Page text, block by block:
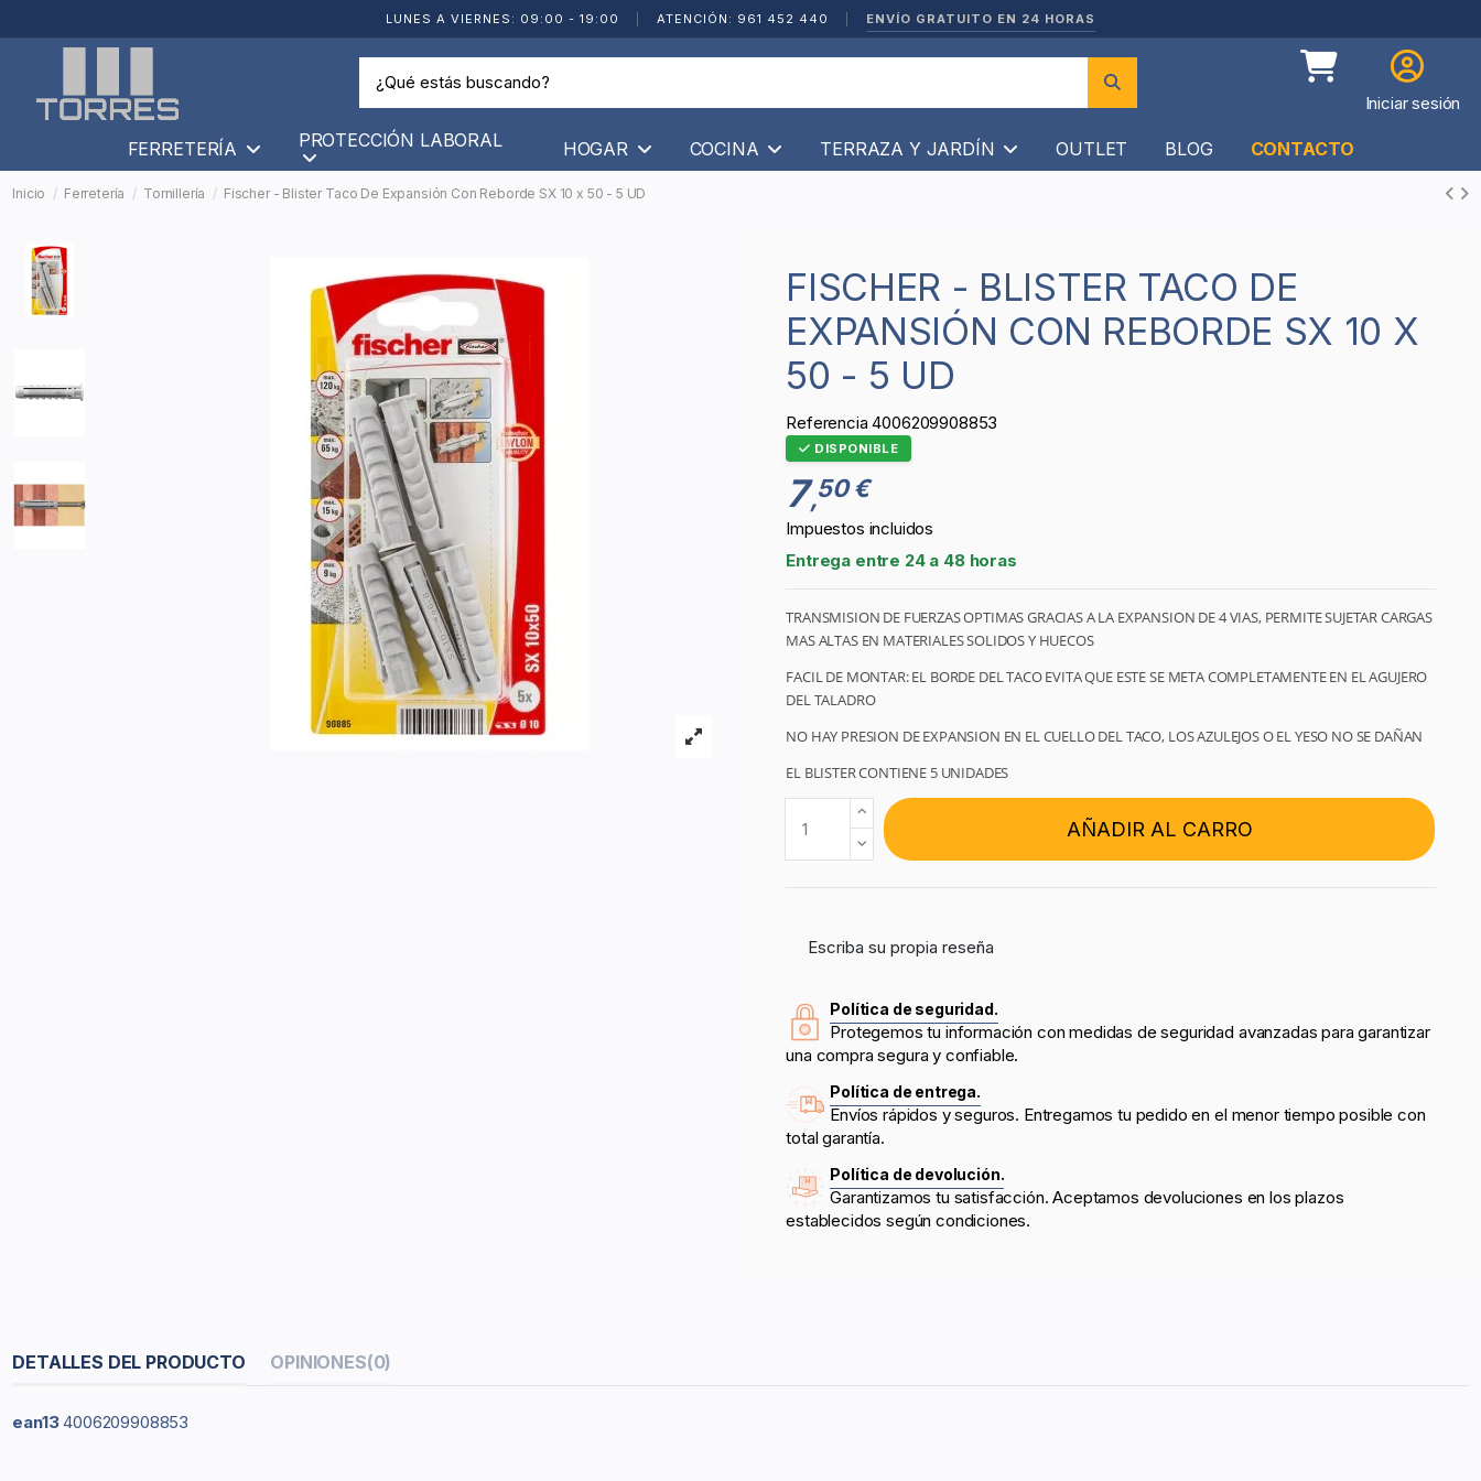
LUNES A VIERNES: 09:00 - 19:00 ATENCIÓN: 961 452 440 ENVÍO GRATUITO EN 24 HORAS
Iniciar sesión
FERRETERÍA PROTECCIÓN LABORAL HOGAR COCINA TERRAZA Y JARDÍN OUTLET BLOG CONTACTO
Inicio Ferretería Tornillería Fischer - Blister Taco De Expansión Con Reborde SX 10 x 50 - 5 UD
FISCHER - BLISTER TACO DE
EXPANSIÓN CON REBORDE SX 10 X
50 - 5 UD
Referencia 4006209908853
DISPONIBLE
7,50 €
Impuestos incluidos
Entrega entre 24 a 48 horas
TRANSMISION DE FUERZAS OPTIMAS GRACIAS A LA EXPANSION DE 4 VIAS, PERMITE SUJETAR CARGAS
MAS ALTAS EN MATERIALES SOLIDOS Y HUECOS
FACIL DE MONTAR: EL BORDE DEL TACO EVITA QUE ESTE SE META COMPLETAMENTE EN EL AGUJERO
DEL TALADRO
NO HAY PRESION DE EXPANSION EN EL CUELLO DEL TACO, LOS AZULEJOS O EL YESO NO SE DAÑAN
EL BLISTER CONTIENE 5 UNIDADES
AÑADIR AL CARRO
Escriba su propia reseña
Política de seguridad.
Protegemos tu información con medidas de seguridad avanzadas para garantizar
una compra segura y confiable.
Política de entrega.
Envíos rápidos y seguros. Entregamos tu pedido en el menor tiempo posible con
total garantía.
Política de devolución.
Garantizamos tu satisfacción. Aceptamos devoluciones en los plazos
establecidos según condiciones.
DETALLES DEL PRODUCTO OPINIONES(0)
ean13 4006209908853